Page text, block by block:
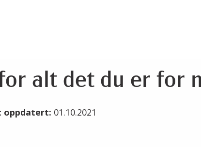
alt det du er for
oppdatert: 01.10.2021